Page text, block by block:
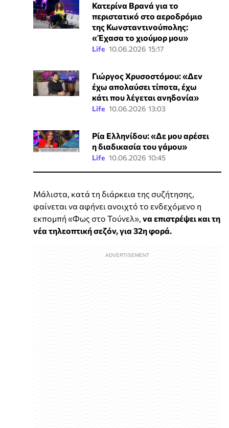
Κατερίνα Βρανά για το
περιστατικό στο αεροδρόμιο
της Κωνσταντινούπολης:
«Έχασα το χιούμορ μου»
Life 10.06.2026 15:17
Γιώργος Χρυσοστόμου: «Δεν
έχω απολαύσει τίποτα, έχω
κάτι που λέγεται ανηδονία»
Life 10.06.2026 13:03
Ρία Ελληνίδου: «Δε μου αρέσει
η διαδικασία του γάμου»
Life 10.06.2026 10:45
Μάλιστα, κατά τη διάρκεια της συζήτησης,
φαίνεται να αφήνει ανοιχτό το ενδεχόμενο η
εκπομπή «Φως στο Τούνελ», να επιστρέψει και τη
νέα τηλεοπτική σεζόν, για 32η φορά.